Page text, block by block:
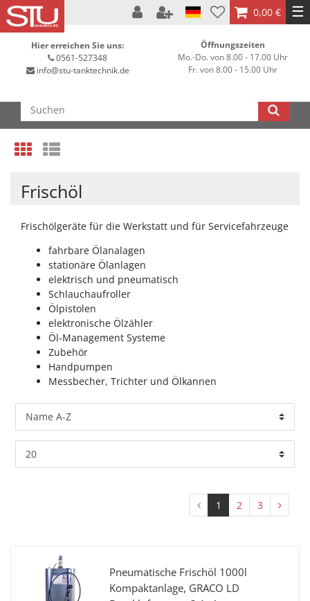
0,00 € ☰
Hier erreichen Sie uns:
0561-527348
info@stu-tanktechnik.de
Öffnungszeiten
Mo.-Do. von 8.00 - 17.00 Uhr
Fr. von 8.00 - 15.00 Uhr
Frischöl
Frischölgeräte für die Werkstatt und für Servicefahrzeuge
fahrbare Ölanalagen
stationäre Ölanlagen
elektrisch und pneumatisch
Schlauchaufroller
Ölpistolen
elektronische Ölzähler
Öl-Management Systeme
Zubehör
Handpumpen
Messbecher, Trichter und Ölkannen
1 2 3
Pneumatische Frischöl 1000l
Kompaktanlage, GRACO LD